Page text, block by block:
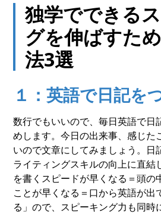
独学でできる
グを伸ばすた
法3選
１：英語で日記を
数行でもいいので、毎日英語で日
めします。今日の出来事、感じた
いので文章にしてみましょう。日
ライティングスキルの向上に直結
を書くスピードが早くなる＝頭の
ことが早くなる＝口から英語が出
る」ので、スピーキング力も同時